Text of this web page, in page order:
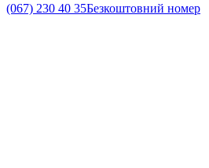
(067) 230 40 35Безкоштовний номер